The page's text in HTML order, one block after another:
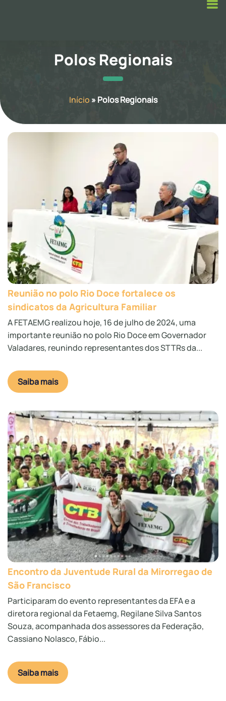
Polos Regionais
Início »Polos Regionais
Reunião no polo Rio Doce fortalece os
sindicatos da Agricultura Familiar
A FETAEMG realizou hoje, 16 de julho de 2024, uma
importante reunião no polo Rio Doce em Governador
Valadares, reunindo representantes dos STTRs da...
Saiba mais
Encontro da Juventude Rural da Mirorregao de
São Francisco
Participaram do evento representantes da EFA e a
diretora regional da Fetaemg, Regilane Silva Santos
Souza, acompanhada dos assessores da Federação,
Cassiano Nolasco, Fábio...
Saiba mais